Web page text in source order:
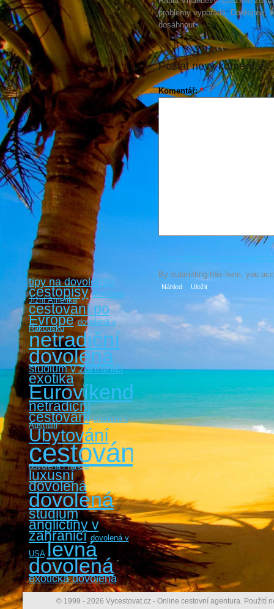
tipy na dovolenou
cestopisy dovolená
Jižní Amerika
cestovaní po
Evropě dovolená v
Rakousku
netradiční
dovolená
studium v zahraničí
exotika
Eurovíkendy
netradiční
cestování studium v
Austrálii
Ubytování
cestování
dovolená Francie
luxusní
dovolená
dovolená
studium
angličtiny v
zahraničí dovolená v
USA levná
dovolená
exotická dovolená
problémy vypořádá. Doufejme,
dosáhnout.
Poslat nový komentář
Komentář:*
Více informací o možnostech
By submitting this form, you
© 1999 - 2026 Vycestovat.cz - Online cestovní agentura. Použití